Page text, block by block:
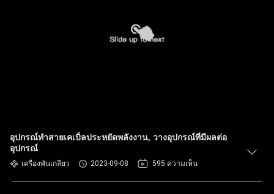
อุปกรณ์ทำสายเคเบิ้ลประหยัดพลังงาน, วางอุปกรณ์ที่มีผลต่อ
อุปกรณ์
เครื่องพันเกลียว 2023-09-08 595 ความเห็น